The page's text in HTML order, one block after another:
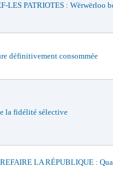
LES PATRIOTES : Wërwërloo
définitivement consommée
la fidélité sélective
LA RÉPUBLIQUE :